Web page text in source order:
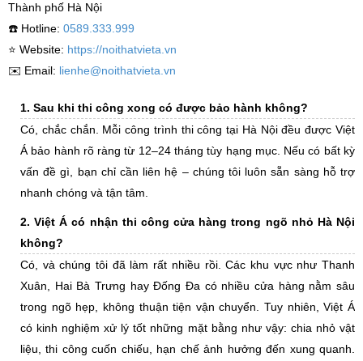
Thành phố Hà Nội
☎️ Hotline: 0589.333.999
⭐️ Website: https://noithatvieta.vn
✉️ Email: lienhe@noithatvieta.vn
1. Sau khi thi công xong có được bảo hành không?
Có, chắc chắn. Mỗi công trình thi công tại Hà Nội đều được Việt
Á bảo hành rõ ràng từ 12–24 tháng tùy hạng mục. Nếu có bất kỳ
vấn đề gì, bạn chỉ cần liên hệ – chúng tôi luôn sẵn sàng hỗ trợ
nhanh chóng và tận tâm.
2. Việt Á có nhận thi công cửa hàng trong ngõ nhỏ Hà Nội
không?
Có, và chúng tôi đã làm rất nhiều rồi. Các khu vực như Thanh
Xuân, Hai Bà Trưng hay Đống Đa có nhiều cửa hàng nằm sâu
trong ngõ hẹp, không thuận tiện vận chuyển. Tuy nhiên, Việt Á
có kinh nghiệm xử lý tốt những mặt bằng như vậy: chia nhỏ vật
liệu, thi công cuốn chiếu, hạn chế ảnh hưởng đến xung quanh.